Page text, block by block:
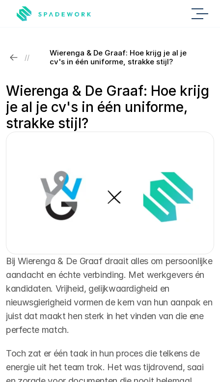
//
Wierenga & De Graaf: Hoe krijg je al je
cv's in één uniforme, strakke stijl?
Wierenga & De Graaf: Hoe krijg
je al je cv's in één uniforme,
strakke stijl?
Bij Wierenga & De Graaf draait alles om persoonlijke
aandacht en échte verbinding. Met werkgevers én
kandidaten. Vrijheid, gelijkwaardigheid en
nieuwsgierigheid vormen de kern van hun aanpak en
juist dat maakt hen sterk in het vinden van die ene
perfecte match.
Toch zat er één taak in hun proces die telkens de
energie uit het team trok. Het was tijdrovend, saai